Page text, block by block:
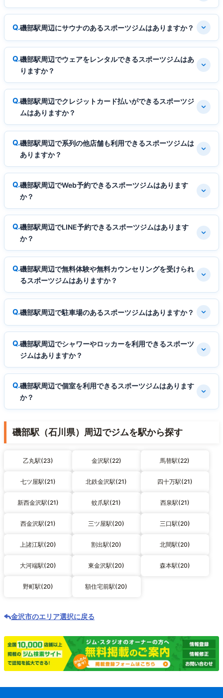
磯部駅周辺にサウナのあるスポーツジムはありますか？
磯部駅周辺でウェアをレンタルできるスポーツジムはあ
りますか？
磯部駅周辺でクレジットカード払いができるスポーツジ
ムはありますか？
磯部駅周辺で系列の他店舗も利用できるスポーツジムは
ありますか？
磯部駅周辺でWeb予約できるスポーツジムはあります
か？
磯部駅周辺でLINE予約できるスポーツジムはあります
か？
磯部駅周辺で無料体験や無料カウンセリングを受けられ
るスポーツジムはありますか？
磯部駅周辺で駐車場のあるスポーツジムはありますか？
磯部駅周辺でシャワーやロッカーを利用できるスポーツ
ジムはありますか？
磯部駅周辺で個室を利用できるスポーツジムはあります
か？
磯部駅（石川県）周辺でジムを駅から探す
乙丸駅(23) 金沢駅(22) 馬替駅(22)
七ツ屋駅(21) 北鉄金沢駅(21) 四十万駅(21)
新西金沢駅(21) 蚊爪駅(21) 西泉駅(21)
西金沢駅(21) 三ツ屋駅(20) 三口駅(20)
上諸江駅(20) 割出駅(20) 北間駅(20)
大河端駅(20) 東金沢駅(20) 森本駅(20)
野町駅(20) 額住宅前駅(20)
金沢市のエリア選択に戻る